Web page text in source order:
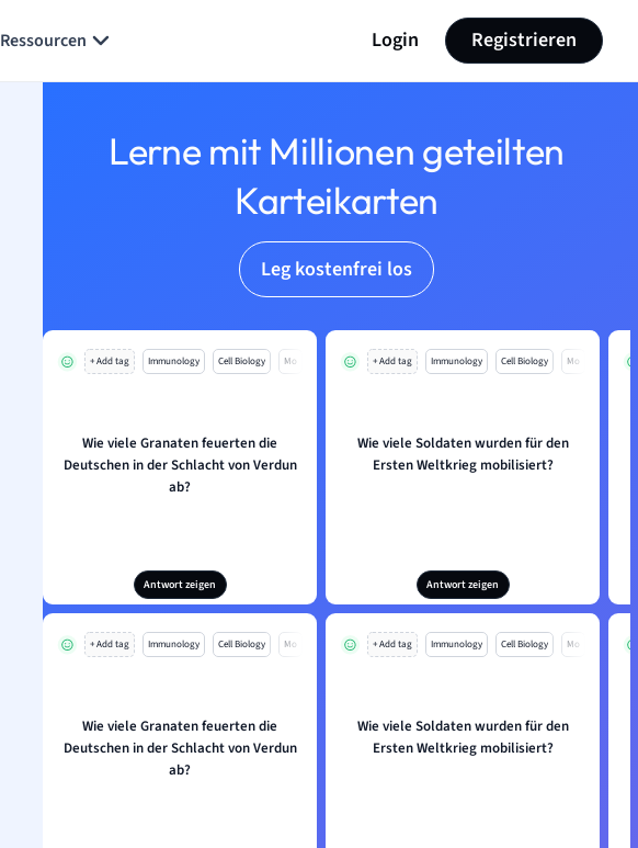
Ressourcen Login Registrieren
Lerne mit Millionen geteilten
Karteikarten
Leg kostenfrei los
+ Add tag Immunology Cell Biology Mo
Wie viele Granaten feuerten die
Deutschen in der Schlacht von Verdun
ab?
Antwort zeigen
+ Add tag Immunology Cell Biology Mo
Wie viele Soldaten wurden für den
Ersten Weltkrieg mobilisiert?
Antwort zeigen
+ Add tag Immunology Cell Biology Mo
Wie viele Granaten feuerten die
Deutschen in der Schlacht von Verdun
ab?
+ Add tag Immunology Cell Biology Mo
Wie viele Soldaten wurden für den
Ersten Weltkrieg mobilisiert?